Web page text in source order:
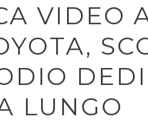
VIDEO
LUNGO